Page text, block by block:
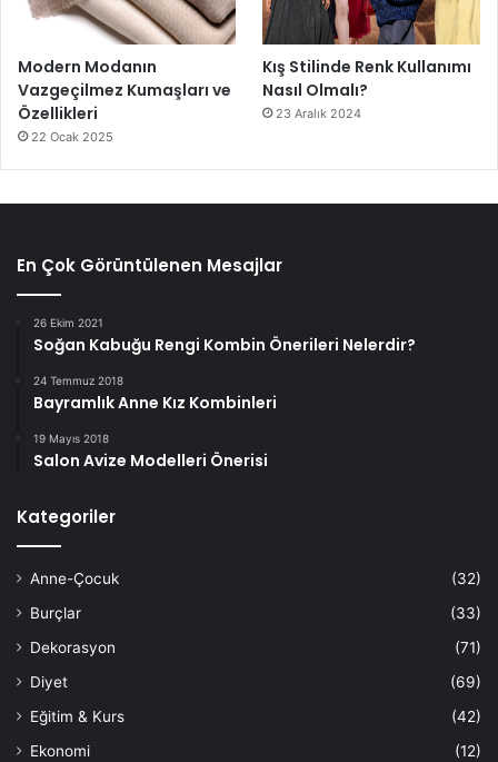
Modern Modanın
Vazgeçilmez Kumaşları ve
Özellikleri
22 Ocak 2025
Kış Stilinde Renk Kullanımı
Nasıl Olmalı?
23 Aralık 2024
En Çok Görüntülenen Mesajlar
26 Ekim 2021
Soğan Kabuğu Rengi Kombin Önerileri Nelerdir?
24 Temmuz 2018
Bayramlık Anne Kız Kombinleri
19 Mayıs 2018
Salon Avize Modelleri Önerisi
Kategoriler
Anne-Çocuk
(32)
Burçlar
(33)
Dekorasyon
(71)
Diyet
(69)
Eğitim & Kurs
(42)
Ekonomi
(12)